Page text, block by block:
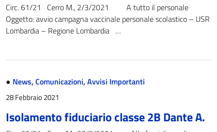
Circ. 61/21 Cerro M., 2/3/2021 A tutto il personale
Oggetto: avvio campagna vaccinale personale scolastico – USR
Lombardia – Regione Lombardia …
● News, Comunicazioni, Avvisi Importanti
28 Febbraio 2021
Isolamento fiduciario classe 2B Dante A.